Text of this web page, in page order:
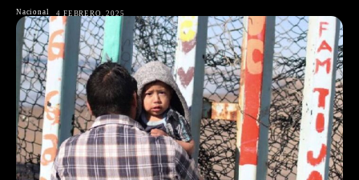
Nacional 4 FEBRERO, 2025